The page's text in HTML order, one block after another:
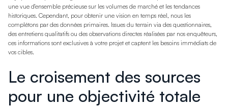
une vue d'ensemble précieuse sur les volumes de marché et les tendances
historiques. Cependant, pour obtenir une vision en temps réel, nous les
complétons par des données primaires. Issues du terrain via des questionnaires,
des entretiens qualitatifs ou des observations directes réalisées par nos enquêteurs,
ces informations sont exclusives à votre projet et captent les besoins immédiats de
vos cibles.
Le croisement des sources
pour une objectivité totale